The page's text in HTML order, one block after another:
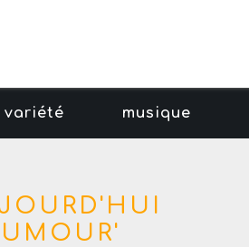
variété musique